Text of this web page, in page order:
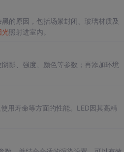
的原因，包括场景封闭、玻璃材质及
光照射进室内。
影、强度、颜色等参数；再添加环境
用寿命等方面的性能。LED因其高精